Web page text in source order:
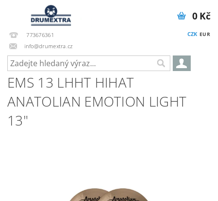
773676361
info@drumextra.cz
CZK EUR
0 Kč
EMS 13 LHHT HIHAT
ANATOLIAN EMOTION LIGHT
13"